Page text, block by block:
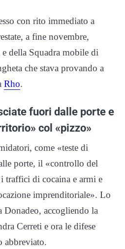
con rito immediato a
a fine novembre,
della Squadra mobile di
che stava provando a
Rho.
fuori dalle porte e
col «pizzo»
come «teste di
porte, il «controllo del
traffici di cocaina e armi e
imprenditoriale». Lo
Donadeo, accogliendo la
Cerreti e ora le difese
abbreviato.